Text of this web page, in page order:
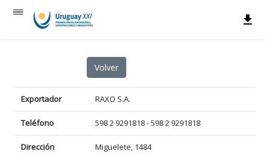
Exportador RAXO S.A.
Teléfono 598 2 9291818 - 598 2 9291818
Dirección Miguelete, 1484